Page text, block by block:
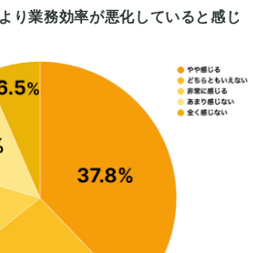
り業務効率が悪化していると感じ